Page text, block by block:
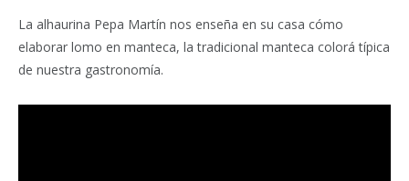
La alhaurina Pepa Martín nos enseña en su casa cómo
elaborar lomo en manteca, la tradicional manteca colorá típica
de nuestra gastronomía.